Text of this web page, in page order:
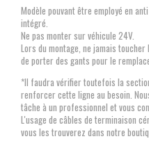
Modèle pouvant être employé en
intégré.
Ne pas monter sur véhicule 24V.
Lors du montage, ne jamais
de porter des gants pour le
*Il faudra vérifier toutefois la
renforcer cette ligne au besoin.
tâche à un professionnel et vous
L'usage de câbles de terminaison
vous les trouverez dans notre